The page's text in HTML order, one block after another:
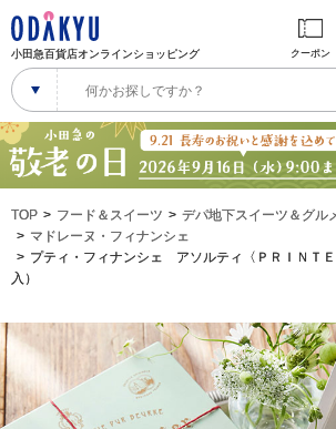
小田急百貨店オンラインショッピング クーポン
TOP フード＆スイーツ デパ地下スイーツ＆グル
マドレーヌ・フィナンシェ
プティ・フィナンシェ アソルティ〈ＰＲＩＮＴ
入）